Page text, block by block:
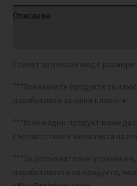
Описание
Етикет за пчелен мед с размери
***Показаните продукти са
изработвани за наши клиенти.
***Всеки един продукт може да
съответствие с желанията на
***За допълнителни уточнения,
изработването на продукта,